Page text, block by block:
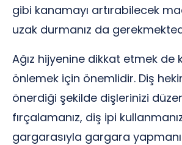
gibi kanamayı artırabilecek
uzak durmanız da
Ağız hijyenine dikkat etmek de
önlemek için önemlidir. Diş
önerdiği şekilde dişlerinizi
fırçalamanız, diş ipi
gargarasıyla gargara